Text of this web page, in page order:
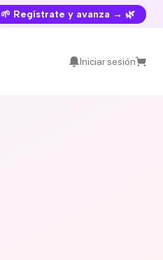
🌱 Regístrate y avanza → 🌿
Iniciar sesión